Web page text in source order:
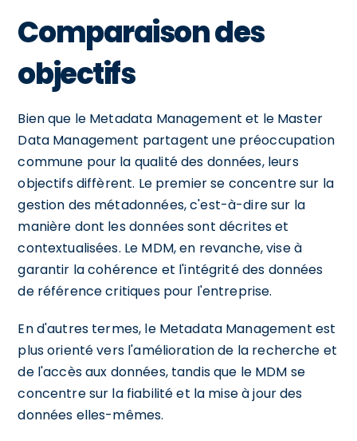
Comparaison des
objectifs
Bien que le Metadata Management et le Master
Data Management partagent une préoccupation
commune pour la qualité des données, leurs
objectifs diffèrent. Le premier se concentre sur la
gestion des métadonnées, c'est-à-dire sur la
manière dont les données sont décrites et
contextualisées. Le MDM, en revanche, vise à
garantir la cohérence et l'intégrité des données
de référence critiques pour l'entreprise.
En d'autres termes, le Metadata Management est
plus orienté vers l'amélioration de la recherche et
de l'accès aux données, tandis que le MDM se
concentre sur la fiabilité et la mise à jour des
données elles-mêmes.